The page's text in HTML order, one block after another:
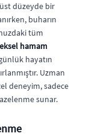
düzeyde bir
buharın
tüm
hamam
hayatın
Uzman
deneyim, sadece
sunar.